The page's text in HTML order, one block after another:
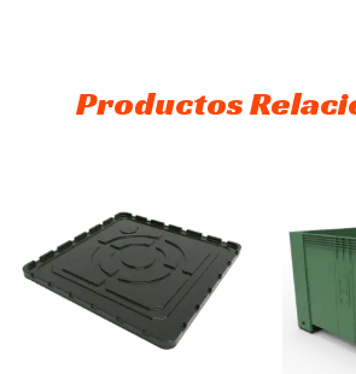
Productos